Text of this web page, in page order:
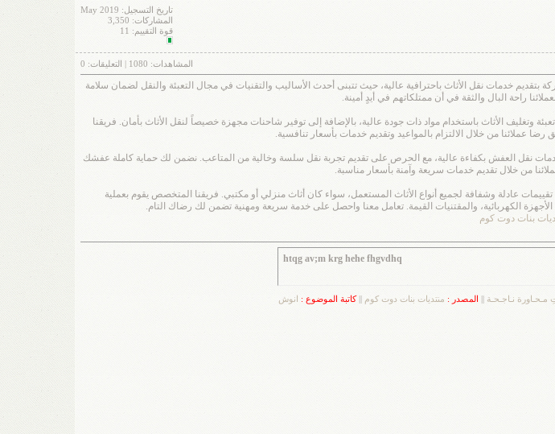
تاريخ التسجيل: May 2019
المشاركات: 3,350
قوة التقييم:
11
المشاهدات: 1080 | التعليقات: 0
بتقديم خدمات نقل الأثاث باحترافية عالية، حيث تتبنى أحدث الأساليب والتقنيات في مجال التعبئة والنقل لضمان سلامة
راحة البال والثقة في أن ممتلكاتهم في أيدٍ أمينة.
وتغليف الأثاث باستخدام مواد ذات جودة عالية، بالإضافة إلى توفير شاحنات مجهزة خصيصاً لنقل الأثاث بأمان. فريقنا
عملائنا من خلال الالتزام بالمواعيد وتقديم خدمات بأسعار تنافسية.
خدمات نقل العفش بكفاءة عالية، مع الحرص على تقديم تجربة نقل سلسة وخالية من المتاعب. نضمن لك حماية كاملة عفشك
من خلال تقديم خدمات سريعة وآمنة بأسعار مناسبة.
عادلة وشفافة لجميع أنواع الأثاث المستعمل، سواء كان أثاث منزلي أو مكتبي. فريقنا المتخصص يقوم بعملية
الكهربائية، والمقتنيات القيمة. تعامل معنا واحصل على خدمة سريعة ومهنية تضمن لك رضاك التام.
بنات دوت كوم
htqg av;m krg hehe fhgvdhq
مـحـاورة نـاجـحـة المصدر : منتديات بنات دوت كوم ||كاتبة الموضوع : انوش